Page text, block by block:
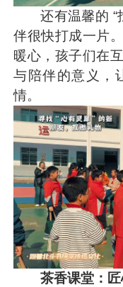
还有温馨的 “
伴很快打成一片
暖心，孩子们在
与陪伴的意义，
情。
茶香课堂：